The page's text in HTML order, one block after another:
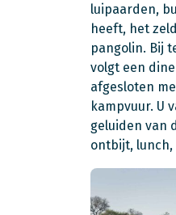
luipaarden,
heeft, het
pangolin. Bij
volgt een
afgesloten
kampvuur. U
geluiden van
ontbijt,